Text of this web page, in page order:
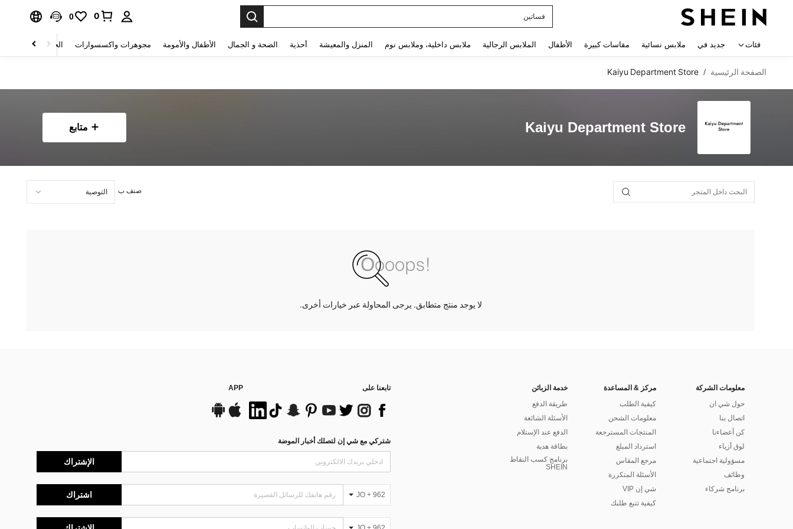
فساتين
0
0
فئات جديد في ملابس نسائية مقاسات كبيرة الأطفال الملابس الرجالية ملابس داخلية، وملابس نوم المنزل والمعيشة أحذية الصحة و الجمال الأطفال والأمومة مجوهرات واكسسوارات الحقائب والأمتعة
الصفحة الرئيسية /
Kaiyu Department Store
Kaiyu Department Store متابع
صنف ب
لا يوجد منتج متطابق. يرجى المحاولة عبر خيارات أخرى.
معلومات الشركة
حول شي ان
اتصال بنا
كن أعضاءنا
لوق أزياء
مسؤولية اجتماعية
وظائف
برنامج شركاء
مركز & المساعدة
كيفية الطلب
معلومات الشحن
المنتجات المسترجعة
استرداد المبلغ
مرجع المقاس
الأسئلة المتكررة
شي إن VIP
كيفية تتبع طلبك
خدمة الزبائن
طريقة الدفع
الأسئلة الشائعة
الدفع عند الإستلام
بطاقة هدية
برنامج كسب النقاط
SHEIN
تابعنا على APP
شتركي مع شي إن لتصلك أخبار الموضة
الإشتراك
JO + 962 اشتراك